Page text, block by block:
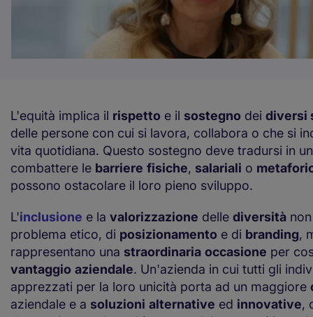
L'equità implica il rispetto e il sostegno dei diversi
delle persone con cui si lavora, collabora o che si
vita quotidiana. Questo sostegno deve tradursi in
combattere le barriere fisiche, salariali o
possono ostacolare il loro pieno sviluppo.
L'inclusione e la valorizzazione delle diversità
problema etico, di posizionamento e di branding,
rappresentano una straordinaria occasione per
vantaggio aziendale. Un'azienda in cui tutti gli
apprezzati per la loro unicità porta ad un maggiore
aziendale e a soluzioni alternative ed innovative,